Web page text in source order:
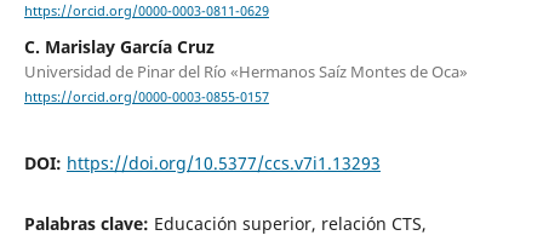
https://orcid.org/0000-0003-0811-0629
C. Marislay García Cruz
Universidad de Pinar del Río «Hermanos Saíz Montes de Oca»
https://orcid.org/0000-0003-0855-0157
DOI: https://doi.org/10.5377/ccs.v7i1.13293
Palabras clave: Educación superior, relación CTS,